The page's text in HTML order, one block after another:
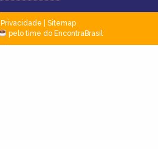
Privacidade
Sitemap
pelo time do EncontraBrasil